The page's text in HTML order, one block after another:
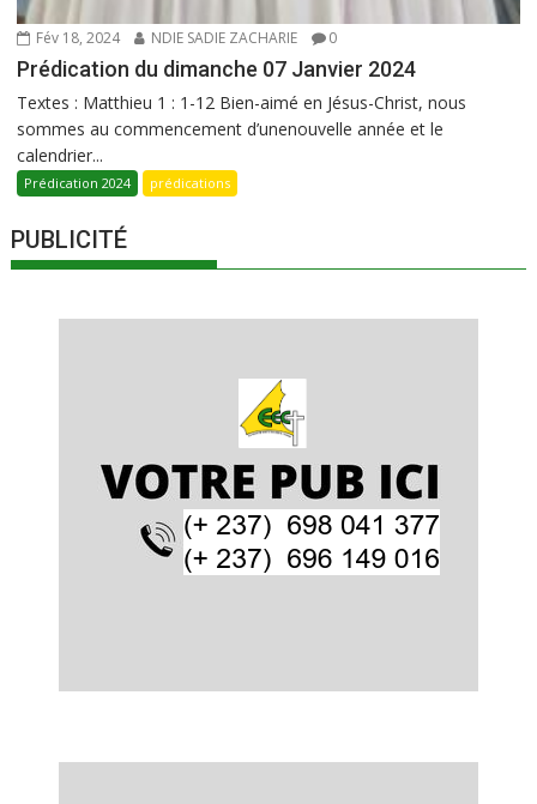
Fév 18, 2024 NDIE SADIE ZACHARIE 0
Prédication du dimanche 07 Janvier 2024
Textes : Matthieu 1 : 1-12 Bien-aimé en Jésus-Christ, nous
sommes au commencement d’unenouvelle année et le
calendrier...
Prédication 2024 prédications
PUBLICITÉ